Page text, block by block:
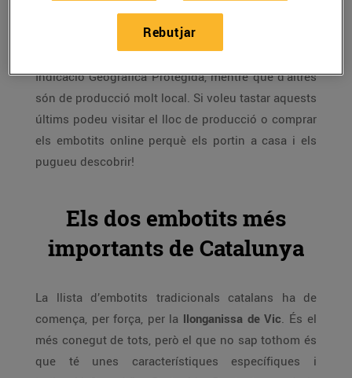
productes en imprescindibles de moltes cases.
Alguns dels embotits tradicionals catalans estan
protegits amb Denominació d’Origen o amb
Indicació Geogràfica Protegida, mentre que d’altres
són de producció molt local. Si voleu tastar aquests
últims podeu visitar el lloc de producció o comprar
els embotits online perquè els portin a casa i els
pugueu descobrir!
Els dos embotits més
importants de Catalunya
La llista d’embotits tradicionals catalans ha de
comença, per força, per la llonganissa de Vic. És el
més conegut de tots, però el que no sap tothom és
que té unes característiques específiques i
Rebutjar